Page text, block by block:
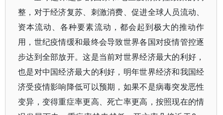
整，对于经济复苏、刺激消费、促进全球人员流动、
资本流动、各种要素流动，都会起到极大的推动作
用，世纪疫情缓和最终会导致世界各国对疫情管控逐
步达到全部放开。这是当前对世界经济最大的利好，
也是对中国经济最大的利好，明年世界经济和我国经
济受疫情影响降低可以预期，如果不是病毒突发恶性
变异，变得重症率更高、死亡率更高，按照现在的情